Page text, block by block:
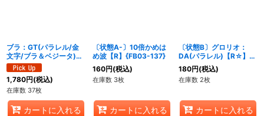
ブラ：GT(パラレル/金
文字/ブラ＆ベジータ)
【UC☆】{FB03-127}
1,780円(税込)
在庫数 37枚
カートに入れる
〔状態A-〕10倍かめは
め波【R】{FB03-137}
160円(税込)
在庫数 3枚
カートに入れる
〔状態B〕グロリオ：
DA(パラレル)【R☆】
{FB04-105}
180円(税込)
在庫数 2枚
カートに入れる